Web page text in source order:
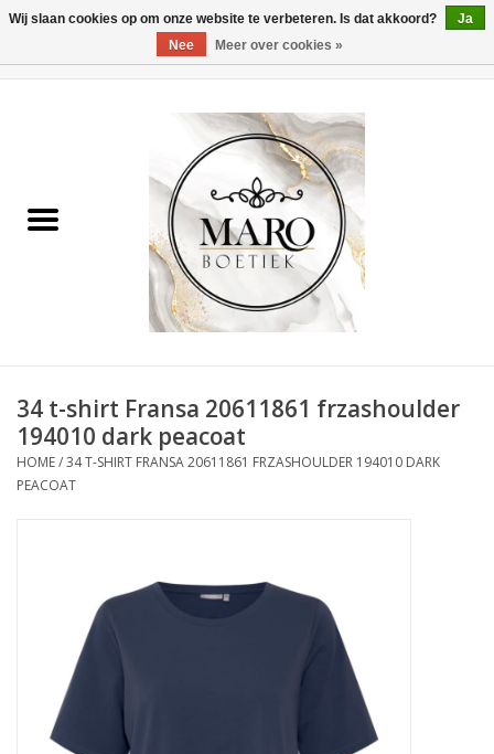
Heren
34 t-shirt Fransa 20611861 frzashoulder
194010 dark peacoat
HOME/34 T-SHIRT FRANSA 20611861 FRZASHOULDER 194010 DARK
PEACOAT
Wij slaan cookies op om onze website te verbeteren. Is dat akkoord?
Ja
Nee
Meer over cookies »